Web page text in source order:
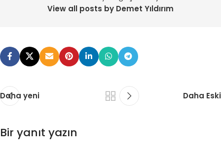
View all posts by Demet Yıldırım
Daha yeni Daha Eski
Bir yanıt yazın